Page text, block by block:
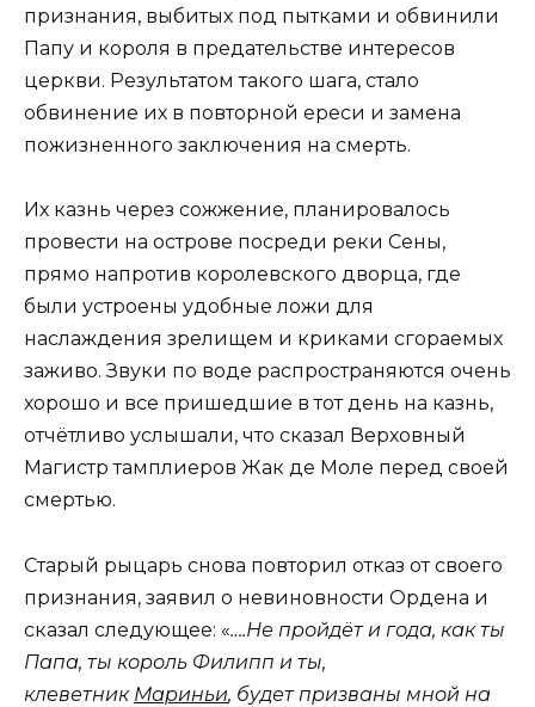
признания, выбитых под пытками и обвинили
Папу и короля в предательстве интересов
церкви. Результатом такого шага, стало
обвинение их в повторной ереси и замена
пожизненного заключения на смерть.
Их казнь через сожжение, планировалось
провести на острове посреди реки Сены,
прямо напротив королевского дворца, где
были устроены удобные ложи для
наслаждения зрелищем и криками сгораемых
заживо. Звуки по воде распространяются очень
хорошо и все пришедшие в тот день на казнь,
отчётливо услышали, что сказал Верховный
Магистр тамплиеров Жак де Моле перед своей
смертью.
Старый рыцарь снова повторил отказ от своего
признания, заявил о невиновности Ордена и
сказал следующее: «….Не пройдёт и года, как ты
Папа, ты король Филипп и ты,
клеветник Мариньи, будет призваны мной на